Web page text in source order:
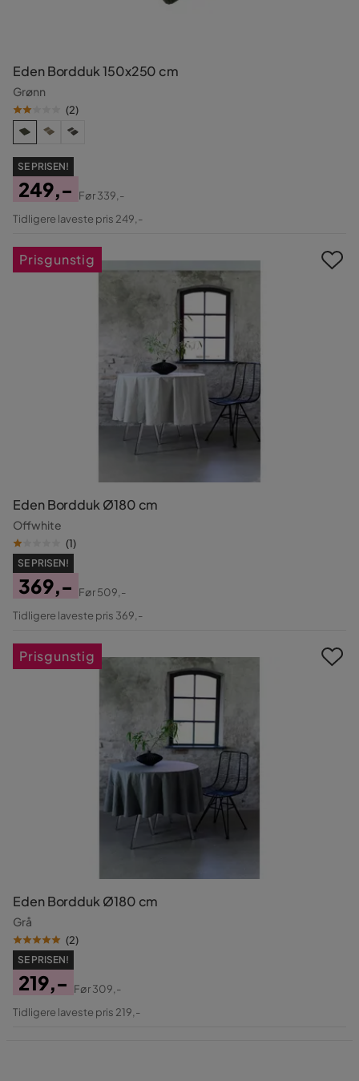
Eden Bordduk 150x250 cm
Grønn
(2)
SE PRISEN!
Pris
249,-
Original
Før339,-
Tidligere laveste pris 249,-
Eden Bordduk Ø180 cm
Offwhite
(1)
SE PRISEN!
Pris
369,-
Original
Før509,-
Tidligere laveste pris 369,-
Prisgunstig
Eden Bordduk Ø180 cm
Grå
(2)
SE PRISEN!
Pris
219,-
Original
Før309,-
Tidligere laveste pris 219,-
Prisgunstig